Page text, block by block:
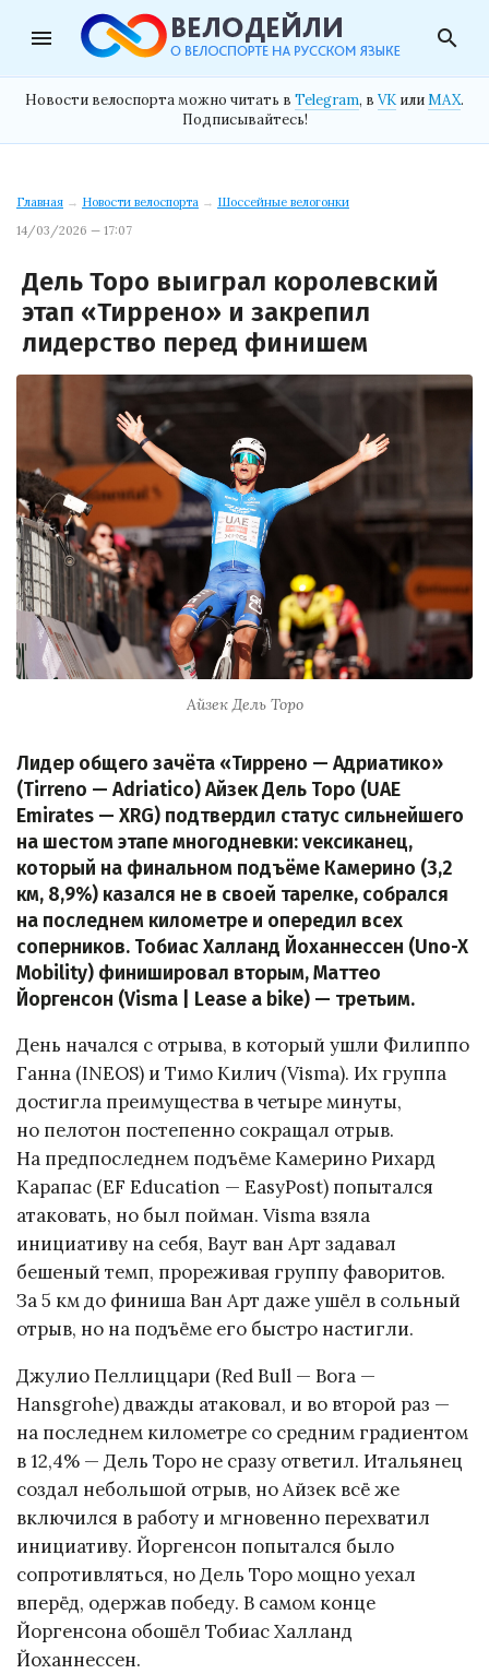
menu search
Новости велоспорта можно читать в Telegram, в VK илиMAX.
Подписывайтесь!
Главная → Новости велоспорта → Шоссейные велогонки
14/03/2026 — 17:07
Дель Торо выиграл королевский
этап «Тиррено» и закрепил
лидерство перед финишем
Айзек Дель Торо
Лидер общего зачёта «Тиррено — Адриатико»
(Tirreno — Adriatico) Айзек Дель Торо (UAE
Emirates — XRG) подтвердил статус сильнейшего
на шестом этапе многодневки: vексиканец,
который на финальном подъёме Камерино (3,2
км, 8,9%) казался не в своей тарелке, собрался
на последнем километре и опередил всех
соперников. Тобиас Халланд Йоханнессен (Uno-X
Mobility) финишировал вторым, Маттео
Йоргенсон (Visma | Lease a bike) — третьим.
День начался с отрыва, в который ушли Филиппо
Ганна (INEOS) и Тимо Килич (Visma). Их группа
достигла преимущества в четыре минуты,
но пелотон постепенно сокращал отрыв.
На предпоследнем подъёме Камерино Рихард
Карапас (EF Education — EasyPost) попытался
атаковать, но был пойман. Visma взяла
инициативу на себя, Ваут ван Арт задавал
бешеный темп, прореживая группу фаворитов.
За 5 км до финиша Ван Арт даже ушёл в сольный
отрыв, но на подъёме его быстро настигли.
Джулио Пеллиццари (Red Bull — Bora —
Hansgrohe) дважды атаковал, и во второй раз —
на последнем километре со средним градиентом
в 12,4% — Дель Торо не сразу ответил. Итальянец
создал небольшой отрыв, но Айзек всё же
включился в работу и мгновенно перехватил
инициативу. Йоргенсон попытался было
сопротивляться, но Дель Торо мощно уехал
вперёд, одержав победу. В самом конце
Йоргенсона обошёл Тобиас Халланд
Йоханнессен.